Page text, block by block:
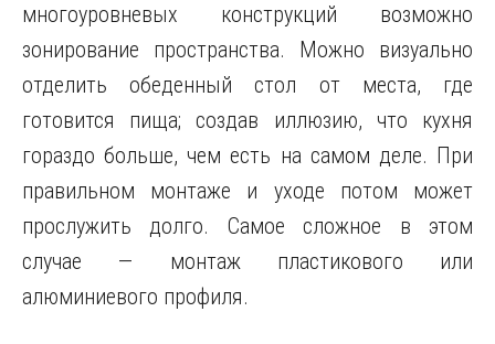
многоуровневых конструкций возможно
зонирование пространства. Можно визуально
отделить обеденный стол от места, где
готовится пища; создав иллюзию, что кухня
гораздо больше, чем есть на самом деле. При
правильном монтаже и уходе потом может
прослужить долго. Самое сложное в этом
случае — монтаж пластикового или
алюминиевого профиля.